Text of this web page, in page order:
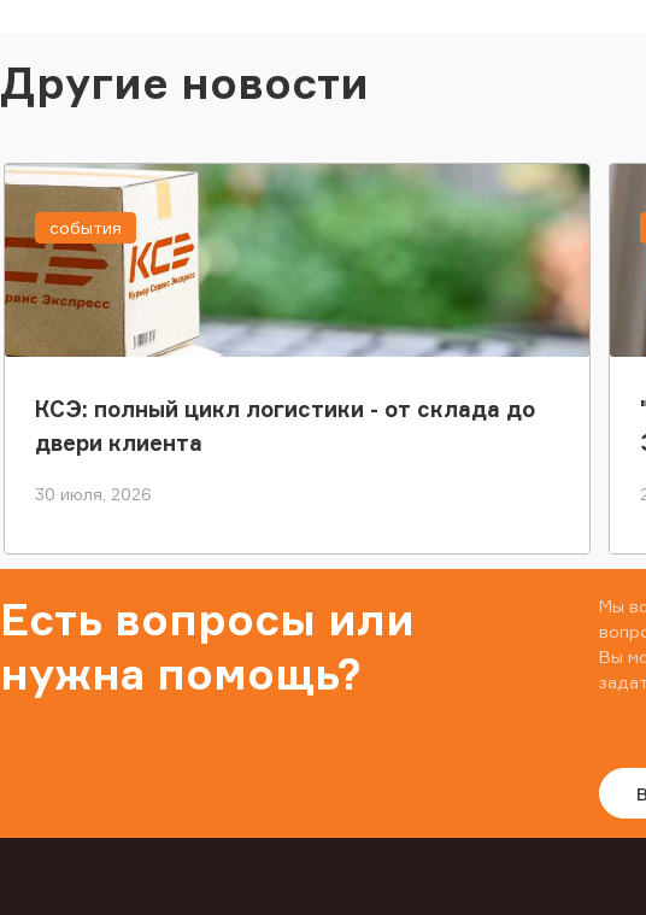
Другие новости
КСЭ: полный цикл логистики - от склада до
двери клиента
30 июля, 2026
события
Есть вопросы или
нужна помощь?
Мы
Вы